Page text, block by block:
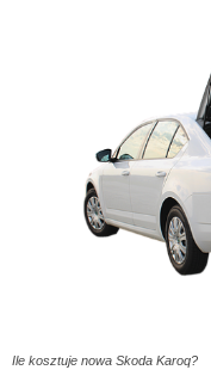
Ile kosztuje nowa Skoda Karoq?